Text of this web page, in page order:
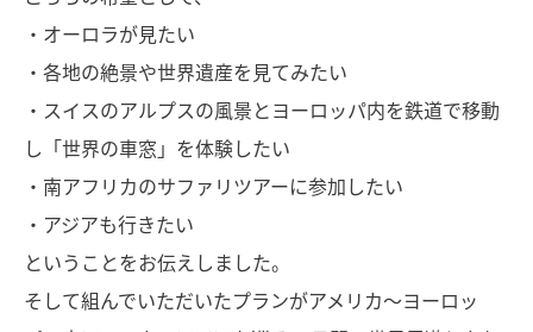
・オーロラが見たい
・各地の絶景や世界遺産を見てみたい
・スイスのアルプスの風景とヨーロッパ内を鉄道で移動
し「世界の車窓」を体験したい
・南アフリカのサファリツアーに参加したい
・アジアも行きたい
ということをお伝えしました。
そして組んでいただいたプランがアメリカ〜ヨーロッ